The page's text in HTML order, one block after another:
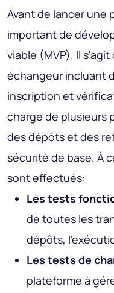
Avant de lancer une
important de
viable (MVP). Il
échangeur incluant
inscription et
charge de plusieurs
des dépôts et des
sécurité de base. À
sont effectués:
Les tests
de toutes les
dépôts,
Les tests de
plateforme à